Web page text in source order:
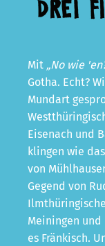
Mit „No wie
Gotha. Echt?
Mundart
Eisenach und
klingen wie
von
Gegend von
Meiningen
es Fränkisch.